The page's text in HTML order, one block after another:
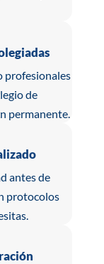
profesionales
de
permanente.
antes de
protocolos